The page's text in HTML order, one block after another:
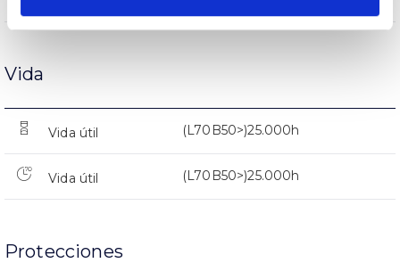
Vida
Vida útil (L70B50>)25.000h
Vida útil (L70B50>)25.000h
Protecciones